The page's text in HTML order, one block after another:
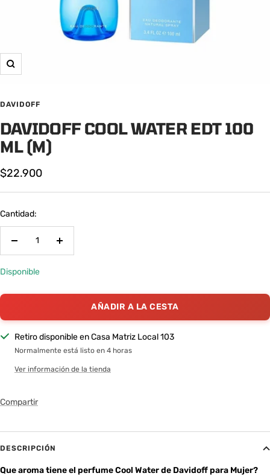
Zoom
DAVIDOFF
DAVIDOFF COOL WATER EDT 100
ML (M)
Precio
de
venta
$22.900
Cantidad:
Decrecer
Aumentar
Disponible
AÑADIR A LA CESTA
Retiro disponible en Casa Matriz Local 103
Normalmente está listo en 4 horas
Ver información de la tienda
Compartir
DESCRIPCIÓN
Que aroma tiene el perfume Cool Water de Davidoff para Mujer?